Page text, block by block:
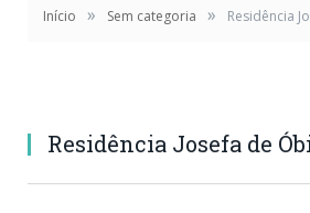
Início » Sem categoria » Residência
Residência Josefa de